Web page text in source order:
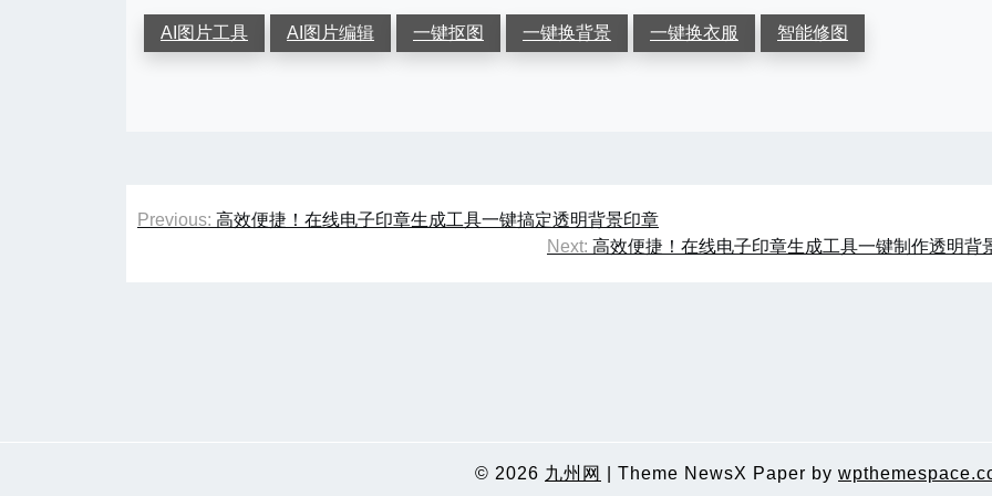
AI图片工具 AI图片编辑 一键抠图 一键换背景 一键换衣服 智能修图
文
Previous: 高效便捷！在线电子印章生成工具一键搞定透明背景印章
Next: 高效便捷！在线电子印章生成工具一键制作透明背
© 2026 九州网 Theme NewsX Paper by